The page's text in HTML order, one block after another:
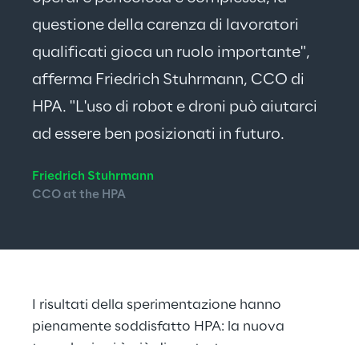
questione della carenza di lavoratori
qualificati gioca un ruolo importante",
afferma Friedrich Stuhrmann, CCO di
HPA. "L'uso di robot e droni può aiutarci
ad essere ben posizionati in futuro.
Friedrich Stuhrmann
CCO at the HPA
I risultati della sperimentazione hanno
pienamente soddisfatto HPA: la nuova